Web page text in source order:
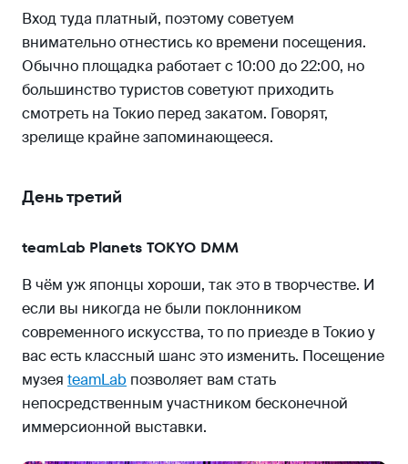
Вход туда платный, поэтому советуем
внимательно отнестись ко времени посещения.
Обычно площадка работает с 10:00 до 22:00, но
большинство туристов советуют приходить
смотреть на Токио перед закатом. Говорят,
зрелище крайне запоминающееся.
День третий
teamLab Planets TOKYO DMM
В чём уж японцы хороши, так это в творчестве. И
если вы никогда не были поклонником
современного искусства, то по приезде в Токио у
вас есть классный шанс это изменить. Посещение
музея teamLab позволяет вам стать
непосредственным участником бесконечной
иммерсионной выставки.